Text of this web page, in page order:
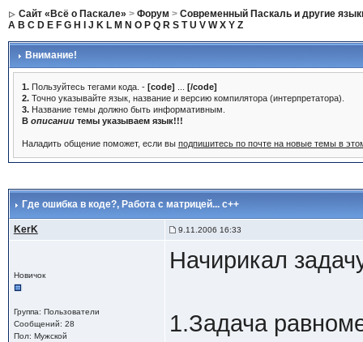
Сайт «Всё о Паскале» > Форум > Современный Паскаль и другие
A B C D E F G H J K L M N O P Q R S T U V W X Y Z
Внимание!
1.Пользуйтесь тегами кода. - [code]
[/code]
2.Точно указывайте язык, название и версию компилятора (интерпретатора).
3.Название темы должно быть информативным.
В описаниитемы указываем язык!!!
Наладить общение поможет, если вы подпишитесь по почте на новые темы в
Где ошибка в коде?, Работа с матрицей... с++
KerK 9.11.2006 16:33
Новичок
Группа: Пользователи
Сообщений: 28
Пол: Мужской
Начирикал
1.Задача